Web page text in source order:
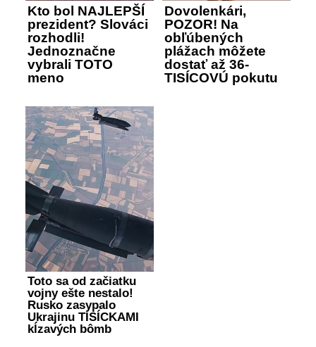
Kto bol NAJLEPŠÍ
prezident? Slováci
rozhodli!
Jednoznačne
vybrali TOTO
meno
Dovolenkári,
POZOR! Na
obľúbených
plážach môžete
dostať až 36-
TISÍCOVÚ pokutu
Toto sa od začiatku
vojny ešte nestalo!
Rusko zasypalo
Ukrajinu TISÍCKAMI
kĺzavých bômb